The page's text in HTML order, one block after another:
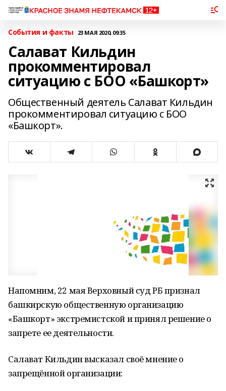
События и факты 23 МАЯ 2020, 09:35
Салават Кильдин
прокомментировал
ситуацию с БОО «Башкорт»
Общественный деятель Салават Кильдин
прокомментировал ситуацию с БОО
«Башкорт».
Напомним, 22 мая Верховный суд РБ признал
башкирскую общественную организацию
«Башкорт» экстремистской и принял решение о
запрете ее деятельности.
Салават Кильдин высказал своё мнение о
запрещённой организации: